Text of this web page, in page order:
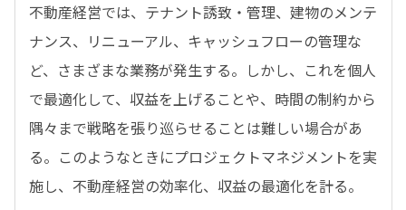
不動産経営では、テナント誘致・管理、建物のメンテ
ナンス、リニューアル、キャッシュフローの管理な
ど、さまざまな業務が発生する。しかし、これを個人
で最適化して、収益を上げることや、時間の制約から
隅々まで戦略を張り巡らせることは難しい場合があ
る。このようなときにプロジェクトマネジメントを実
施し、不動産経営の効率化、収益の最適化を計る。